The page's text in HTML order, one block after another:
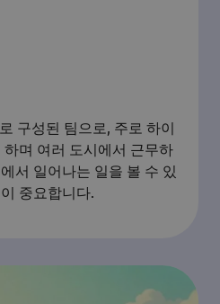
구성된 팀으로, 주로 하이
며 여러 도시에서 근무하
서 일어나는 일을 볼 수 있
중요합니다.